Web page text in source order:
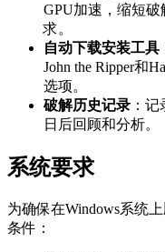
GPU加速，缩短
求。
自动下载安装工具
John the Ripper和
选项。
破解历史记录 ：
日后回顾和分析。
系统要求
为确保在Windows系统
条件：